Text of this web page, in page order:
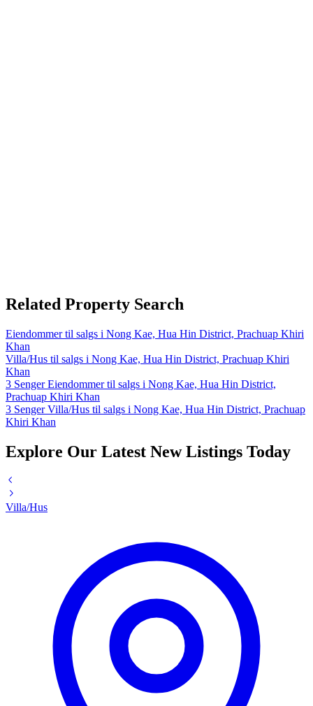
Related Property Search
Eiendommer til salgs i Nong Kae, Hua Hin District, Prachuap Khiri
Khan
Villa/Hus til salgs i Nong Kae, Hua Hin District, Prachuap Khiri
Khan
3 Senger Eiendommer til salgs i Nong Kae, Hua Hin District,
Prachuap Khiri Khan
3 Senger Villa/Hus til salgs i Nong Kae, Hua Hin District, Prachuap
Khiri Khan
Explore Our Latest New Listings Today
Villa/Hus